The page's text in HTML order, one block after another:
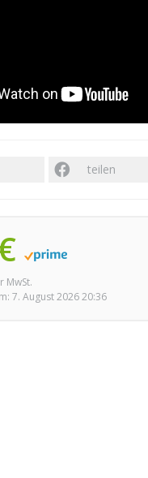
teilen
MwSt.
7. August 2026 20:36